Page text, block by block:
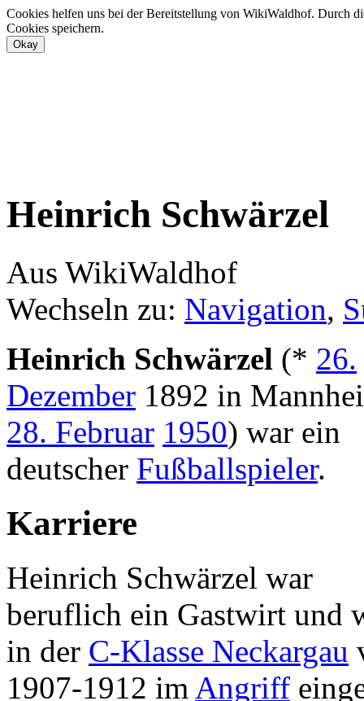
Cookies helfen uns bei der Bereitstellung von WikiWaldhof. Durch
Cookies speichern.
Heinrich Schwärzel
Aus WikiWaldhof
Wechseln zu: Navigation,
Heinrich Schwärzel (* 26.
Dezember 1892 in
28. Februar 1950) war ein
deutscher Fußballspieler.
Karriere
Heinrich Schwärzel war
beruflich ein Gastwirt und
in der C-Klasse Neckargau
1907-1912 im Angriff